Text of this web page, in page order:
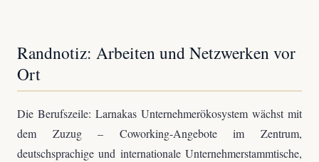
Randnotiz: Arbeiten und Netzwerken vor
Ort
Die Berufszeile: Larnakas Unternehmerökosystem wächst mit
dem Zuzug – Coworking-Angebote im Zentrum,
deutschsprachige und internationale Unternehmerstammtische,